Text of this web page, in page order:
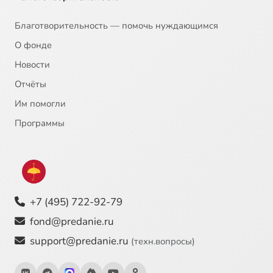
21
22
27 Ахматова - Лотова жена
Благотворительность — помочь нуждающимся
О фонде
Новости
Отчёты
Им помогли
Программы
+7 (495) 722-92-79
fond@predanie.ru
support@predanie.ru (техн.вопросы)